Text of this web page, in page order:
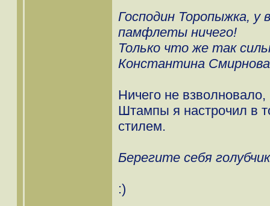
Господин Торопыжка, у
памфлеты ничего!
Только что же так
Константина
Ничего не
Штампы я настрочил в
стилем.
Берегите себя
:)